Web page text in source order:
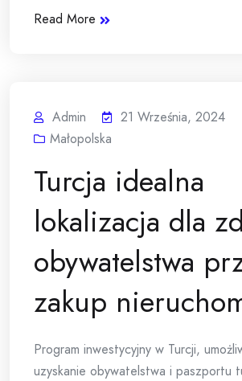
Read More
Admin
21 Września, 2024
Małopolska
Turcja idealna
lokalizacja dla
obywatelstwa
zakup
Program inwestycyjny w Turcji,
uzyskanie obywatelstwa i paszportu